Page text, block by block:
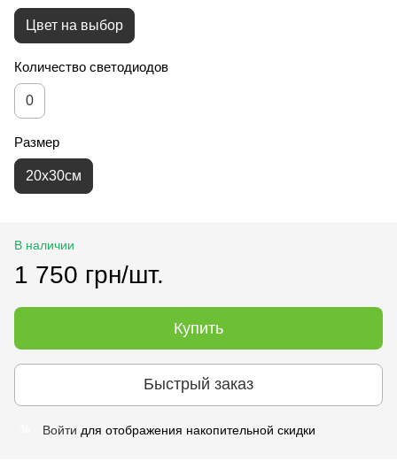
Цвет на выбор
Количество светодиодов
0
Размер
20х30см
В наличии
1 750 грн/шт.
Купить
Быстрый заказ
Войти для отображения накопительной скидки